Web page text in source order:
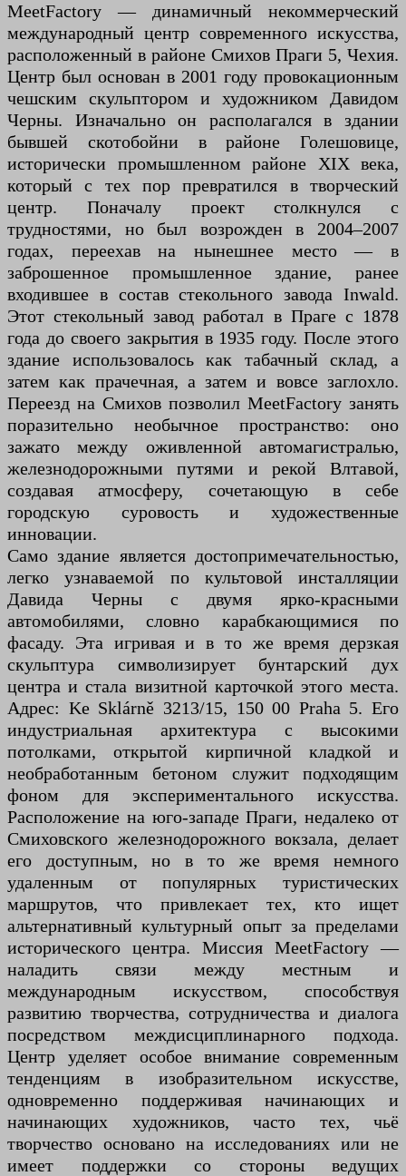
MeetFactory — динамичный некоммерческий
международный центр современного искусства,
расположенный в районе Смихов Праги 5, Чехия.
Центр был основан в 2001 году провокационным
чешским скульптором и художником Давидом
Черны. Изначально он располагался в здании
бывшей скотобойни в районе Голешовице,
исторически промышленном районе XIX века,
который с тех пор превратился в творческий
центр. Поначалу проект столкнулся с
трудностями, но был возрожден в 2004–2007
годах, переехав на нынешнее место — в
заброшенное промышленное здание, ранее
входившее в состав стекольного завода Inwald.
Этот стекольный завод работал в Праге с 1878
года до своего закрытия в 1935 году. После этого
здание использовалось как табачный склад, а
затем как прачечная, а затем и вовсе заглохло.
Переезд на Смихов позволил MeetFactory занять
поразительно необычное пространство: оно
зажато между оживленной автомагистралью,
железнодорожными путями и рекой Влтавой,
создавая атмосферу, сочетающую в себе
городскую суровость и художественные
инновации.
Само здание является достопримечательностью,
легко узнаваемой по культовой инсталляции
Давида Черны с двумя ярко-красными
автомобилями, словно карабкающимися по
фасаду. Эта игривая и в то же время дерзкая
скульптура символизирует бунтарский дух
центра и стала визитной карточкой этого места.
Адрес: Ke Sklárně 3213/15, 150 00 Praha 5. Его
индустриальная архитектура с высокими
потолками, открытой кирпичной кладкой и
необработанным бетоном служит подходящим
фоном для экспериментального искусства.
Расположение на юго-западе Праги, недалеко от
Смиховского железнодорожного вокзала, делает
его доступным, но в то же время немного
удаленным от популярных туристических
маршрутов, что привлекает тех, кто ищет
альтернативный культурный опыт за пределами
исторического центра. Миссия MeetFactory —
наладить связи между местным и
международным искусством, способствуя
развитию творчества, сотрудничества и диалога
посредством междисциплинарного подхода.
Центр уделяет особое внимание современным
тенденциям в изобразительном искусстве,
одновременно поддерживая начинающих и
начинающих художников, часто тех, чьё
творчество основано на исследованиях или не
имеет поддержки со стороны ведущих